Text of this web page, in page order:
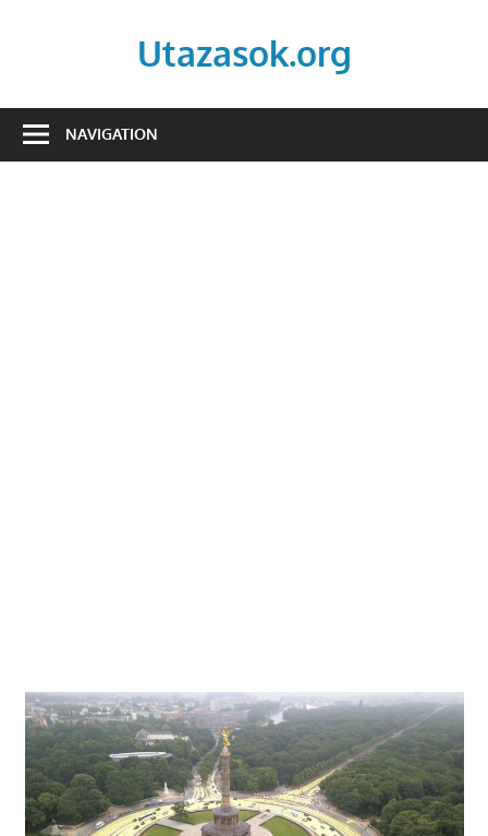
Utazasok.org
NAVIGATION